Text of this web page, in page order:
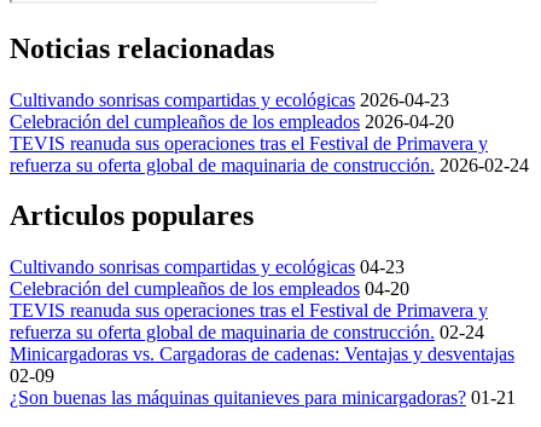
Noticias relacionadas
Cultivando sonrisas compartidas y ecológicas 2026-04-23
Celebración del cumpleaños de los empleados 2026-04-20
TEVIS reanuda sus operaciones tras el Festival de Primavera y
refuerza su oferta global de maquinaria de construcción. 2026-02-24
Articulos populares
Cultivando sonrisas compartidas y ecológicas 04-23
Celebración del cumpleaños de los empleados 04-20
TEVIS reanuda sus operaciones tras el Festival de Primavera y
refuerza su oferta global de maquinaria de construcción. 02-24
Minicargadoras vs. Cargadoras de cadenas: Ventajas y desventajas
02-09
¿Son buenas las máquinas quitanieves para minicargadoras? 01-21